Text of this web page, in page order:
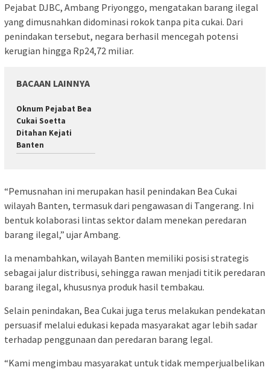
Pejabat DJBC, Ambang Priyonggo, mengatakan barang ilegal
yang dimusnahkan didominasi rokok tanpa pita cukai. Dari
penindakan tersebut, negara berhasil mencegah potensi
kerugian hingga Rp24,72 miliar.
BACAAN LAINNYA
Oknum Pejabat Bea
Cukai Soetta
Ditahan Kejati
Banten
“Pemusnahan ini merupakan hasil penindakan Bea Cukai
wilayah Banten, termasuk dari pengawasan di Tangerang. Ini
bentuk kolaborasi lintas sektor dalam menekan peredaran
barang ilegal,” ujar Ambang.
Ia menambahkan, wilayah Banten memiliki posisi strategis
sebagai jalur distribusi, sehingga rawan menjadi titik peredaran
barang ilegal, khususnya produk hasil tembakau.
Selain penindakan, Bea Cukai juga terus melakukan pendekatan
persuasif melalui edukasi kepada masyarakat agar lebih sadar
terhadap penggunaan dan peredaran barang legal.
“Kami mengimbau masyarakat untuk tidak memperjualbelikan